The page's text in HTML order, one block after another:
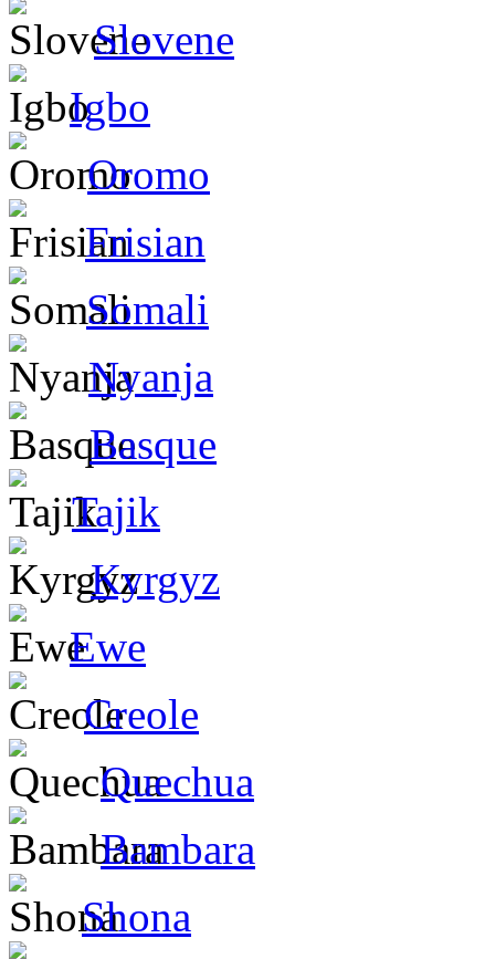
Slovene
Igbo
Oromo
Frisian
Somali
Nyanja
Basque
Tajik
Kyrgyz
Ewe
Creole
Quechua
Bambara
Shona